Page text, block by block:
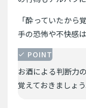
「酔っていたから
手の恐怖や不快感
POINT
お酒による判断力
覚えておきましょう